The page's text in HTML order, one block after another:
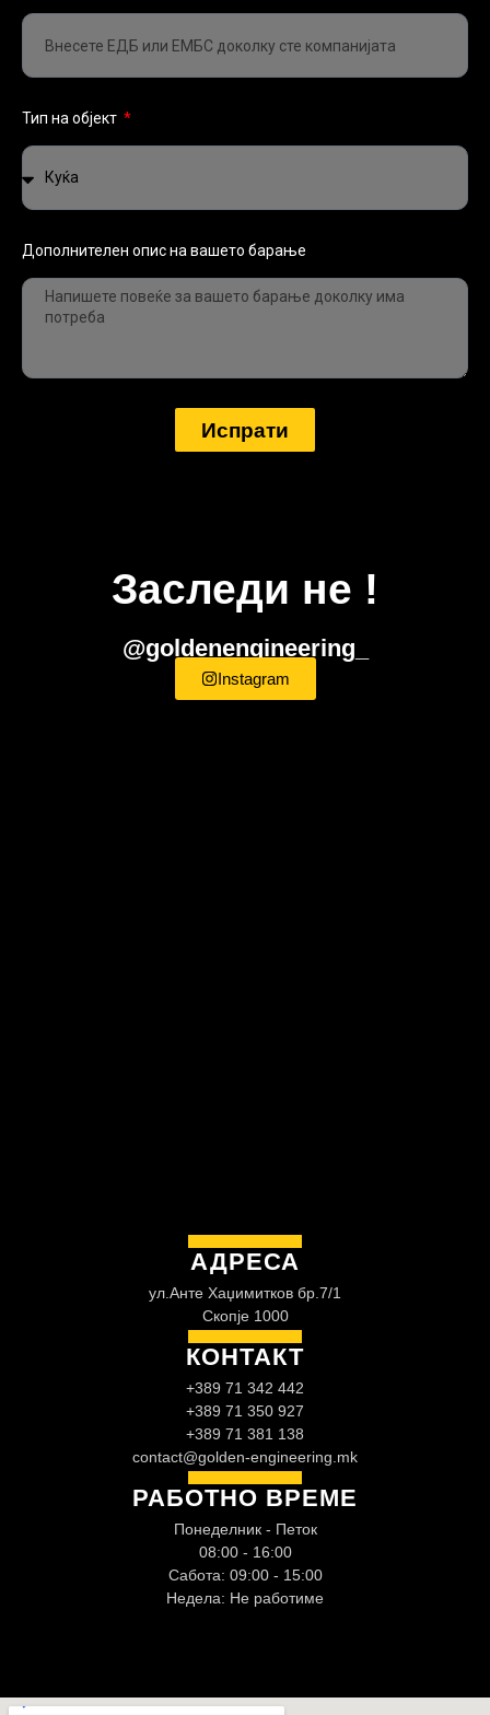
Тип на објект
Дополнителен опис на вашето барање
Испрати
Заследи не !
@goldenengineering_
Instagram
АДРЕСА
ул.Анте Хаџимитков бр.7/1
Скопје 1000
КОНТАКТ
+389 71 342 442
+389 71 350 927
+389 71 381 138
contact@golden-engineering.mk
РАБОТНО ВРЕМЕ
Понеделник - Петок
08:00 - 16:00
Сабота: 09:00 - 15:00
Недела: Не работиме